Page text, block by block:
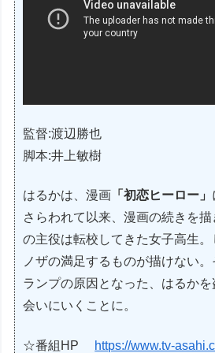
監督:渡辺勝也
脚本:井上敏樹
はるかは、漫画 「初恋ヒーロー」
さらわれて以来、漫画の続きを
の主役は転校してきた女子高生
ノザの満足するものが描けない
ランプの原因となった、はるか
会いにいくことに。
☆番組HP https://www.tv-